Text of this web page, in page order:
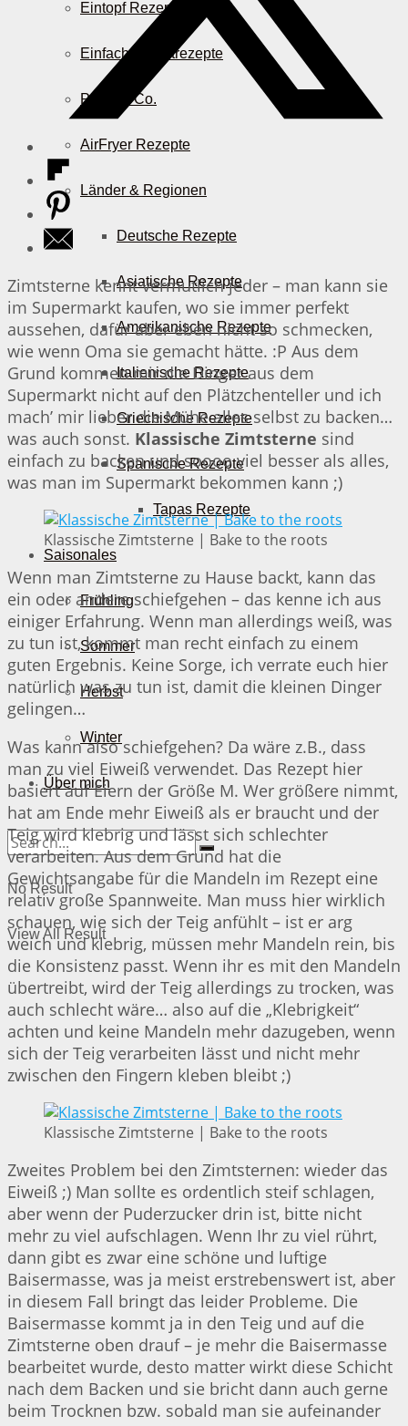
Eintopf Rezepte
Einfache Salatrezepte
Pizza & Co.
AirFryer Rezepte
Länder & Regionen
Deutsche Rezepte
Asiatische Rezepte
Amerikanische Rezepte
Italienische Rezepte
Griechische Rezepte
Spanische Rezepte
Tapas Rezepte
Saisonales
Frühling
Sommer
Herbst
Winter
Über mich
No Result
View All Result
Zimtsterne kennt vermutlich jeder – man kann sie
im Supermarkt kaufen, wo sie immer perfekt
aussehen, dafür aber eben nicht so schmecken,
wie wenn Oma sie gemacht hätte. :P Aus dem
Grund kommen mir die Dinger aus dem
Supermarkt nicht auf den Plätzchenteller und ich
mach’ mir lieber die Mühe alles selbst zu backen…
was auch sonst. Klassische Zimtsterne sind
einfach zu backen und soooo viel besser als alles,
was man im Supermarkt bekommen kann ;)
Klassische Zimtsterne | Bake to the roots
Wenn man Zimtsterne zu Hause backt, kann das
ein oder andere schiefgehen – das kenne ich aus
einiger Erfahrung. Wenn man allerdings weiß, was
zu tun ist, kommt man recht einfach zu einem
guten Ergebnis. Keine Sorge, ich verrate euch hier
natürlich was zu tun ist, damit die kleinen Dinger
gelingen…
Was kann also schiefgehen? Da wäre z.B., dass
man zu viel Eiweiß verwendet. Das Rezept hier
basiert auf Eiern der Größe M. Wer größere nimmt,
hat am Ende mehr Eiweiß als er braucht und der
Teig wird klebrig und lässt sich schlechter
verarbeiten. Aus dem Grund hat die
Gewichtsangabe für die Mandeln im Rezept eine
relativ große Spannweite. Man muss hier wirklich
schauen, wie sich der Teig anfühlt – ist er arg
weich und klebrig, müssen mehr Mandeln rein, bis
die Konsistenz passt. Wenn ihr es mit den Mandeln
übertreibt, wird der Teig allerdings zu trocken, was
auch schlecht wäre… also auf die „Klebrigkeit“
achten und keine Mandeln mehr dazugeben, wenn
sich der Teig verarbeiten lässt und nicht mehr
zwischen den Fingern kleben bleibt ;)
Klassische Zimtsterne | Bake to the roots
Zweites Problem bei den Zimtsternen: wieder das
Eiweiß ;) Man sollte es ordentlich steif schlagen,
aber wenn der Puderzucker drin ist, bitte nicht
mehr zu viel aufschlagen. Wenn Ihr zu viel rührt,
dann gibt es zwar eine schöne und luftige
Baisermasse, was ja meist erstrebenswert ist, aber
in diesem Fall bringt das leider Probleme. Die
Baisermasse kommt ja in den Teig und auf die
Zimtsterne oben drauf – je mehr die Baisermasse
bearbeitet wurde, desto matter wirkt diese Schicht
nach dem Backen und sie bricht dann auch gerne
beim Trocknen bzw. sobald man sie aufeinander